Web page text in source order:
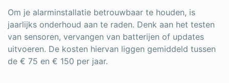
Om je alarminstallatie betrouwbaar te houden, is
jaarlijks onderhoud aan te raden. Denk aan het testen
van sensoren, vervangen van batterijen of updates
uitvoeren. De kosten hiervan liggen gemiddeld tussen
de € 75 en € 150 per jaar.